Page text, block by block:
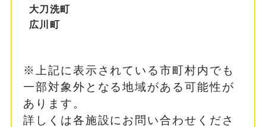
大刀洗町
広川町
※上記に表示されている市町村内でも
一部対象外となる地域がある可能性が
あります。
詳しくは各施設にお問い合わせくださ